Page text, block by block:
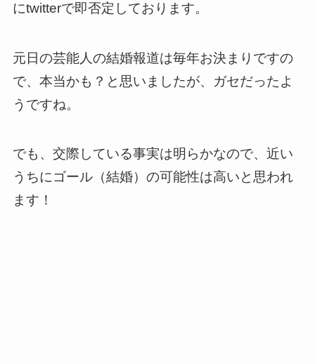
にtwitterで即否定しております。
元日の芸能人の結婚報道は毎年お決まりですの
で、本当かも？と思いましたが、ガセだったよ
うですね。
でも、交際している事実は明らかなので、近い
うちにゴール（結婚）の可能性は高いと思われ
ます！